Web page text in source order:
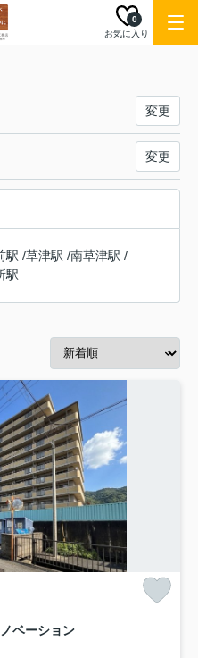
お気に入り
0
変更
変更
駅 /草津駅 /南草津駅 /
駅
ベーション